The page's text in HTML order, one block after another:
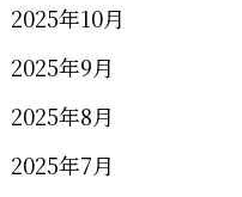
2025年10月
2025年9月
2025年8月
2025年7月